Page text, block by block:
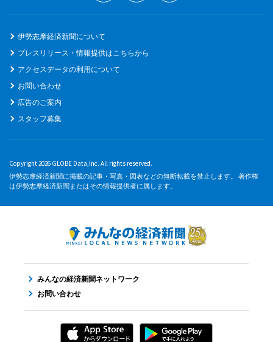
伊勢志摩経済新聞について
プレスリリース・情報提供はこちらから
アクセスデータの利用について
お問い合わせ
広告のご案内
スタッフ募集
Copyright 2026 GLOBE Data,Inc. All rights reserved.
伊勢志摩経済新聞に掲載の記事・写真・図表などの無断転載を禁止します。 著作権
は伊勢志摩経済新聞またはその情報提供者に属します。
みんなの経済新聞ネットワーク
お問い合わせ